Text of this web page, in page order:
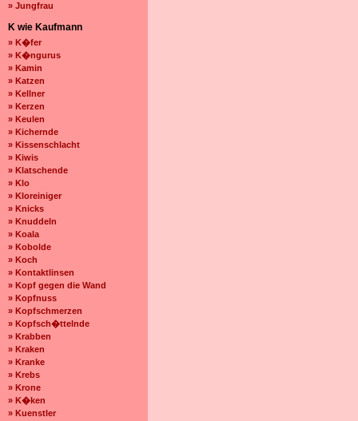
» Jungfrau
K wie Kaufmann
» K�fer
» K�ngurus
» Kamin
» Katzen
» Kellner
» Kerzen
» Keulen
» Kichernde
» Kissenschlacht
» Kiwis
» Klatschende
» Klo
» Kloreiniger
» Knicks
» Knuddeln
» Koala
» Kobolde
» Koch
» Kontaktlinsen
» Kopf gegen die Wand
» Kopfnuss
» Kopfschmerzen
» Kopfsch�ttelnde
» Krabben
» Kraken
» Kranke
» Krebs
» Krone
» K�ken
» Kuenstler